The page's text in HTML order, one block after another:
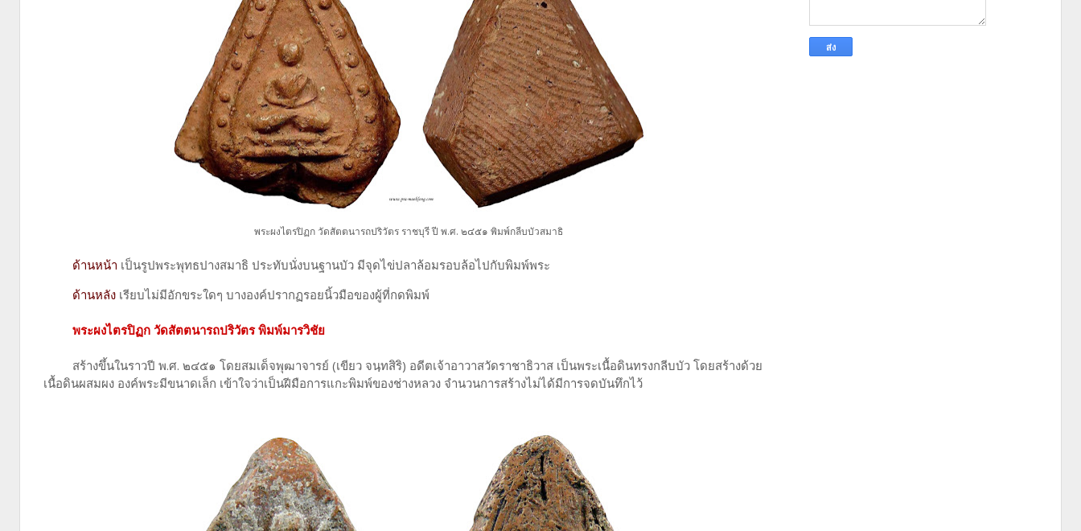
พระผงไตรปิฏก วัดสัตตนารถปริวัตร ราชบุรี ปี พ.ศ. ๒๔๕๑ พิมพ์กลีบบัวสมาธิ
ด้านหน้า เป็นรูปพระพุทธปางสมาธิ ประทับนั่งบนฐานบัว มีจุดไข่ปลาล้อมรอบล้อไปกับพิมพ์พระ
ด้านหลัง เรียบไม่มีอักขระใดๆ บางองค์ปรากฏรอยนิ้วมือของผู้ที่กดพิมพ์
พระผงไตรปิฏก วัดสัตตนารถปริวัตร พิมพ์มารวิชัย
สร้างขึ้นในราวปี พ.ศ. ๒๔๕๑ โดยสมเด็จพุฒาจารย์ (เขียว จนฺทสิริ) อดีตเจ้าอาวาสวัดราชาธิวาส เป็นพระเนื้อดินทรงกลีบบัว โดยสร้างด้วย
เนื้อดินผสมผง องค์พระมีขนาดเล็ก เข้าใจว่าเป็นฝีมือการแกะพิมพ์ของช่างหลวง จำนวนการสร้างไม่ได้มีการจดบันทึกไว้